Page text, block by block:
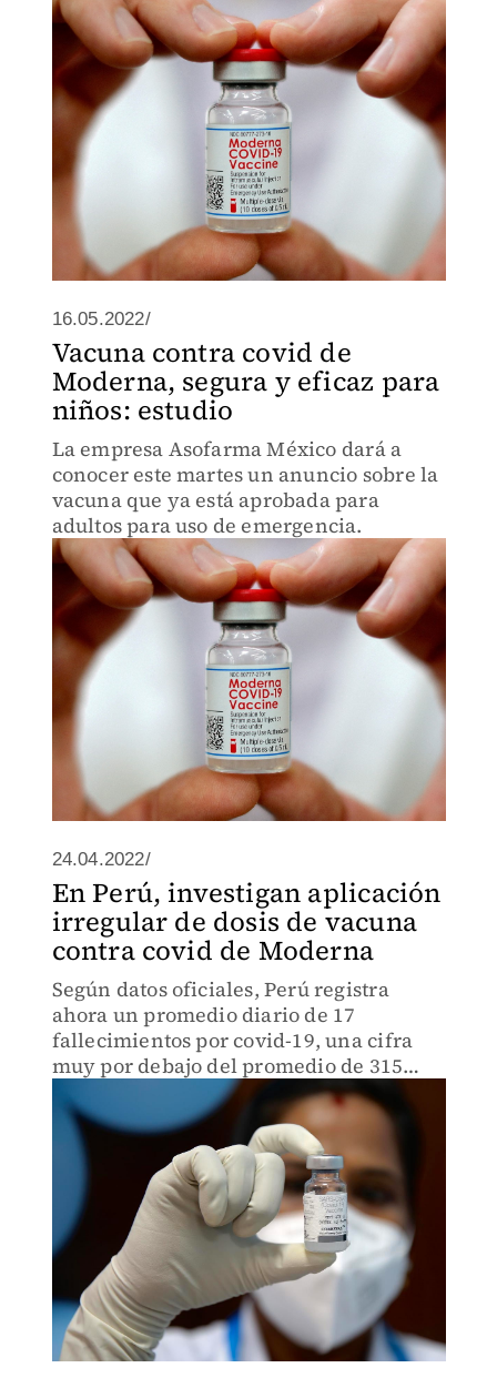
16.05.2022/
Vacuna contra covid de
Moderna, segura y eficaz para
niños: estudio
La empresa Asofarma México dará a
conocer este martes un anuncio sobre la
vacuna que ya está aprobada para
adultos para uso de emergencia.
24.04.2022/
En Perú, investigan aplicación
irregular de dosis de vacuna
contra covid de Moderna
Según datos oficiales, Perú registra
ahora un promedio diario de 17
fallecimientos por covid-19, una cifra
muy por debajo del promedio de 315
muertes diarias de abril de 2021.